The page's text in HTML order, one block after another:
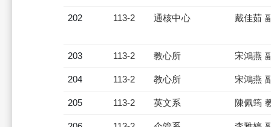
202 113-2 通核中心 戴佳茹
203 113-2 教心所 宋鴻燕
204 113-2 教心所 宋鴻燕
205 113-2 英文系 陳佩筠